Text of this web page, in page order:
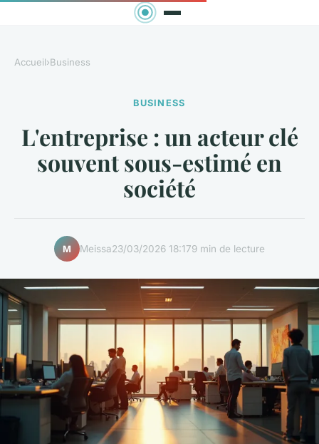
Accueil›Business
BUSINESS
L'entreprise : un acteur clé
souvent sous-estimé en
société
M Meissa23/03/2026 18:179 min de lecture